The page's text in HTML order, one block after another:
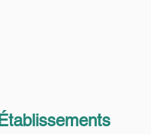
Établissements